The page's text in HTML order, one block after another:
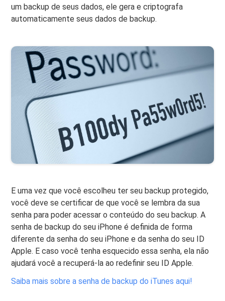
um backup de seus dados, ele gera e criptografa
automaticamente seus dados de backup.
E uma vez que você escolheu ter seu backup protegido,
você deve se certificar de que você se lembra da sua
senha para poder acessar o conteúdo do seu backup. A
senha de backup do seu iPhone é definida de forma
diferente da senha do seu iPhone e da senha do seu ID
Apple. E caso você tenha esquecido essa senha, ela não
ajudará você a recuperá-la ao redefinir seu ID Apple.
Saiba mais sobre a senha de backup do iTunes aqui!